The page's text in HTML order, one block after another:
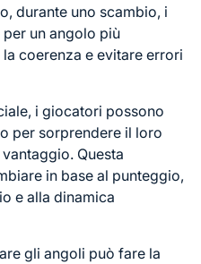
durante uno scambio, i
un angolo più
coerenza e evitare errori
i giocatori possono
per sorprendere il loro
Questa
in base al punteggio,
e alla dinamica
gli angoli può fare la